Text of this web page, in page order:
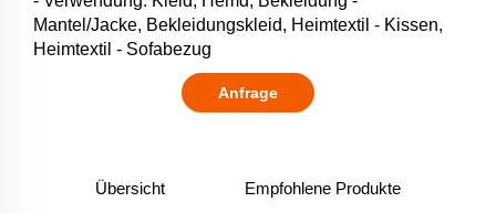
Mantel/Jacke, Bekleidungskleid, Heimtextil - Kissen,
Heimtextil - Sofabezug
Anfrage
Übersicht Empfohlene Produkte